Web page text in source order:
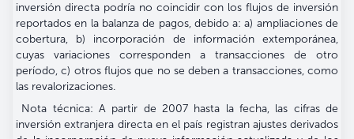
inversión directa podría no coincidir con los flujos de inversión
reportados en la balanza de pagos, debido a: a) ampliaciones de
cobertura, b) incorporación de información extemporánea,
cuyas variaciones corresponden a transacciones de otro
período, c) otros flujos que no se deben a transacciones, como
las revalorizaciones.
Nota técnica: A partir de 2007 hasta la fecha, las cifras de
inversión extranjera directa en el país registran ajustes derivados